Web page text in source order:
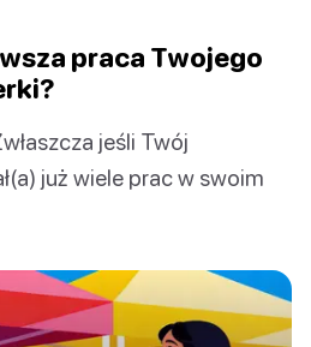
praca Twojego
jeśli Twój
już wiele prac w swoim